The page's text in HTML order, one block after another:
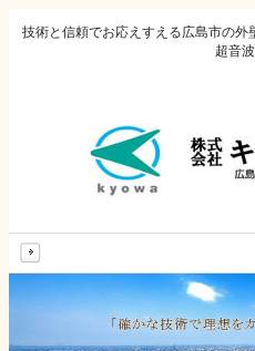
技術と信頼でお応えすえる広島市の
超音